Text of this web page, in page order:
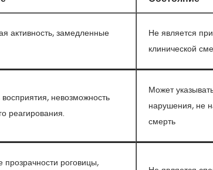
активность, замедленные
Не является
клинической
невозможность
реагирования.
Может
нарушения, не
смерть
прозрачности роговицы,